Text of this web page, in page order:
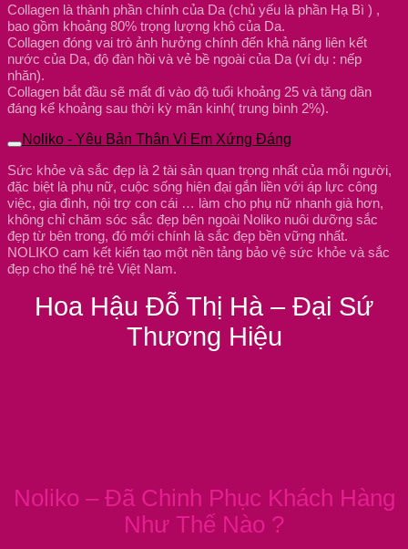
Collagen là thành phần chính của Da (chủ yếu là phần Hạ Bì ) ,
bao gồm khoảng 80% trọng lượng khô của Da.
Collagen đóng vai trò ảnh hưởng chính đến khả năng liên kết
nước của Da, độ đàn hồi và vẻ bề ngoài của Da (ví dụ : nếp
nhăn).
Collagen bắt đầu sẽ mất đi vào độ tuổi khoảng 25 và tăng dần
đáng kể khoảng sau thời kỳ mãn kinh( trung bình 2%).
Noliko - Yêu Bản Thân Vì Em Xứng Đáng
Sức khỏe và sắc đẹp là 2 tài sản quan trọng nhất của mỗi người,
đặc biệt là phụ nữ, cuộc sống hiện đại gắn liền với áp lực công
việc, gia đình, nội trợ con cái … làm cho phụ nữ nhanh già hơn,
không chỉ chăm sóc sắc đẹp bên ngoài Noliko nuôi dưỡng sắc
đẹp từ bên trong, đó mới chính là sắc đẹp bền vững nhất.
NOLIKO cam kết kiến tạo một nền tảng bảo vệ sức khỏe và sắc
đẹp cho thế hệ trẻ Việt Nam.
Hoa Hậu Đỗ Thị Hà – Đại Sứ
Thương Hiệu
Noliko – Đã Chinh Phục Khách Hàng
Như Thế Nào ?